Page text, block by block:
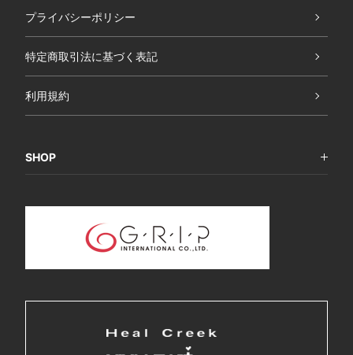
プライバシーポリシー
特定商取引法に基づく表記
利用規約
SHOP